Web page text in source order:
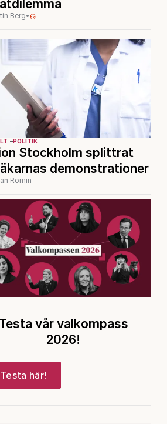
Berg•
POLITIK
Stockholm splittrat
demonstrationer
Romin
Testa vår valkompass
2026!
Testa här!